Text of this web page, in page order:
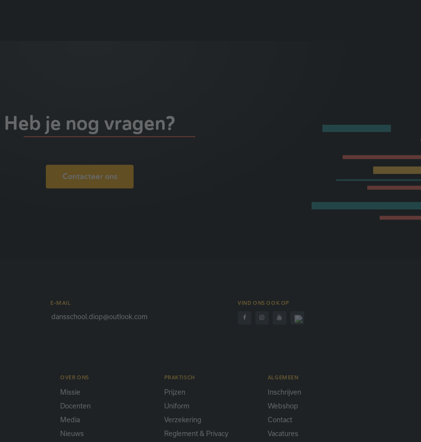
Heb je nog vragen?
Contacteer ons
E-MAIL
dansschool.diop@outlook.com
VIND ONS OOK OP
OVER ONS
Missie
Docenten
Media
Nieuws
PRAKTISCH
Prijzen
Uniform
Verzekering
Reglement & Privacy
ALGEMEEN
Inschrijven
Webshop
Contact
Vacatures